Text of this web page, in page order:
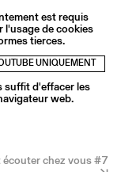
est requis
l'usage de cookies
tierces.
UNIQUEMENT
suffit d'effacer les
web.
écouter chez vous #7